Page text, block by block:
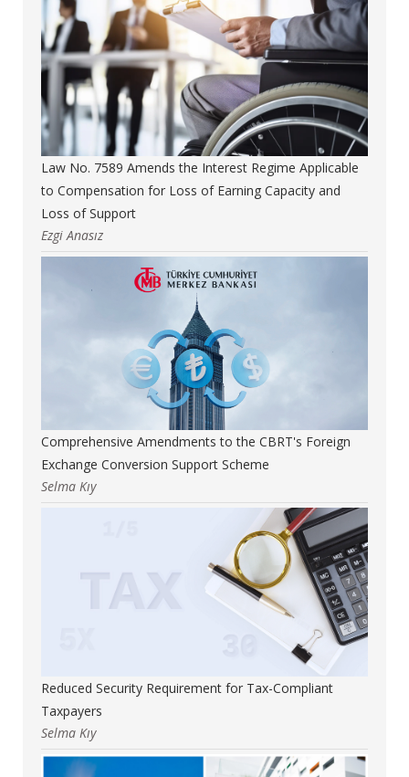
Law No. 7589 Amends the Interest Regime Applicable
to Compensation for Loss of Earning Capacity and
Loss of Support
Ezgi Anasız
Comprehensive Amendments to the CBRT's Foreign
Exchange Conversion Support Scheme
Selma Kıy
Reduced Security Requirement for Tax-Compliant
Taxpayers
Selma Kıy